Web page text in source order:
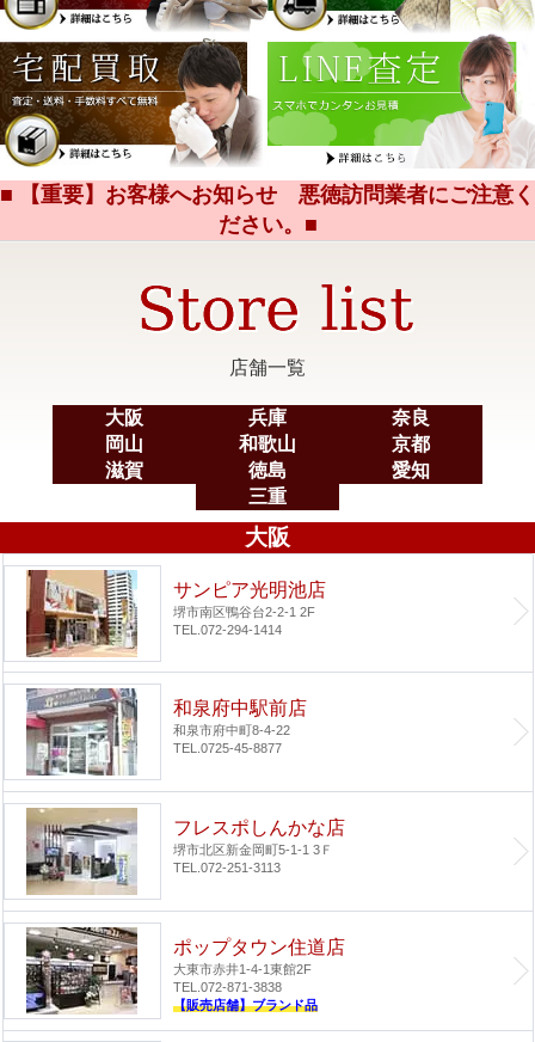
■ 【重要】お客様へお知らせ 悪徳訪問業者にご注意く
ださい。■
店舗一覧
大阪 兵庫
奈良
岡山
和歌山
京都
滋賀
徳島
愛知
三重
大阪
サンピア光明池店
堺市南区鴨谷台2-2-1 2F
TEL.072-294-1414
和泉府中駅前店
和泉市府中町8-4-22
TEL.0725-45-8877
フレスポしんかな店
堺市北区新金岡町5-1-1 3Ｆ
TEL.072-251-3113
ポップタウン住道店
大東市赤井1-4-1東館2F
TEL.072-871-3838
【販売店舗】ブランド品